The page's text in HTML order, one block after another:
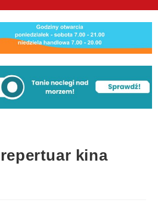
kina